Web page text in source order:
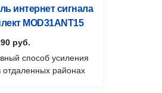
интернет сигнала
MOD31ANT15
руб.
способ усиления
отдаленных районах